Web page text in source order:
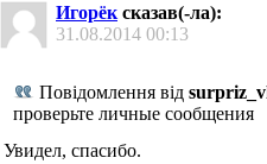
Игорёк сказав(-ла):
31.08.2014 00:13
Повідомлення від
проверьте личные сообщения
Увидел, спасибо.